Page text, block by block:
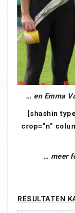
… en Emma
[shashin
crop=”n”
… meer
RESULTATEN